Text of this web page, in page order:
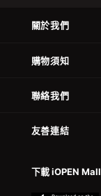
關於我們
購物須知
聯絡我們
友善連結
下載 iOPEN